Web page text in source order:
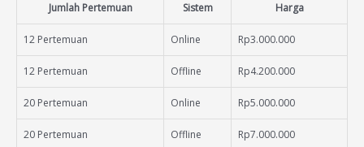
Jumlah Pertemuan Sistem Harga
12 Pertemuan Online Rp3.000.000
12 Pertemuan Offline Rp4.200.000
20 Pertemuan Online Rp5.000.000
20 Pertemuan Offline Rp7.000.000